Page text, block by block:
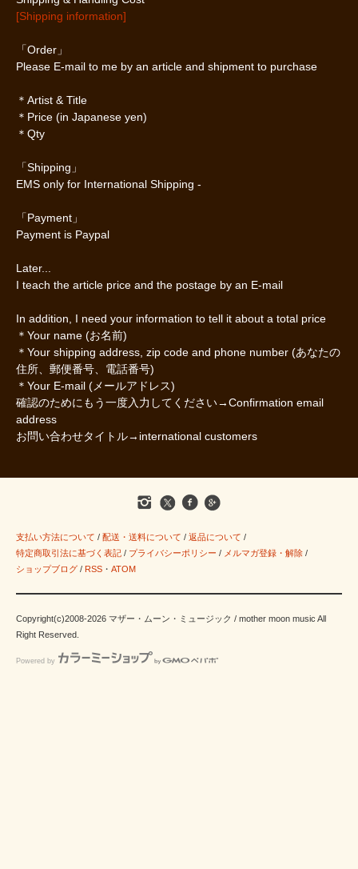
[Shipping information]
「Order」
Please E-mail to me by an article and shipment to purchase
＊Artist & Title
＊Price (in Japanese yen)
＊Qty
「Shipping」
EMS only for International Shipping -
「Payment」
Payment is Paypal
Later...
I teach the article price and the postage by an E-mail
In addition, I need your information to tell it about a total price
＊Your name (お名前)
＊Your shipping address, zip code and phone number (あなたの
住所、郵便番号、電話番号)
＊Your E-mail (メールアドレス)
確認のためにもう一度入力してください→Confirmation email
address
お問い合わせタイトル→international customers
支払い方法について / 配送・送料について / 返品について /
特定商取引法に基づく表記 / プライバシーポリシー / メルマガ登録・解除 /
ショップブログ / RSS ・ ATOM
Copyright(c)2008-2026 マザー・ムーン・ミュージック / mother moon music All
Right Reserved.
Powered by